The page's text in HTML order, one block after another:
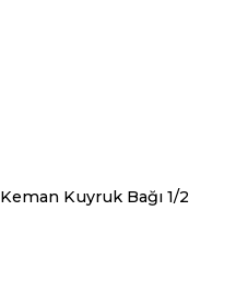
Keman Kuyruk Bağı 1/2